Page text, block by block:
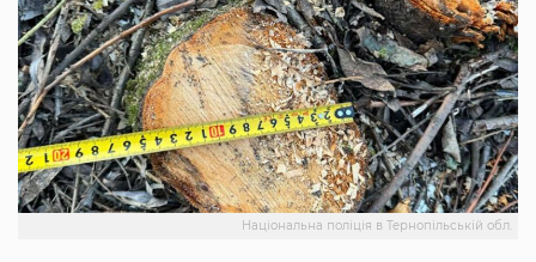
Національна поліція в Тернопільській обл.